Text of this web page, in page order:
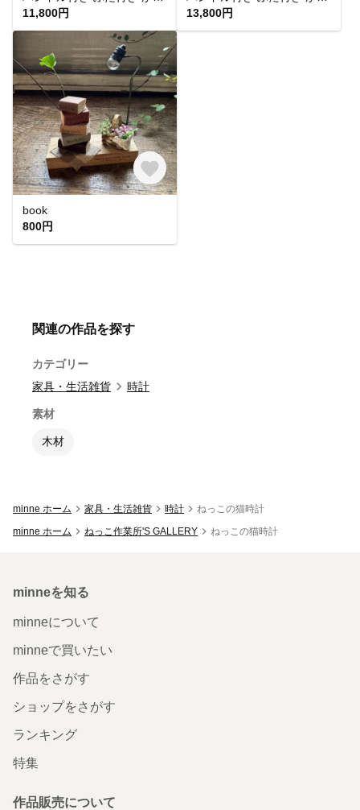
11,800円
13,800円
book
800円
関連の作品を探す
カテゴリー
家具・生活雑貨
時計
素材
木材
minne ホーム 家具・生活雑貨 時計
ねっこの猫時計
minne ホーム
ねっこ作業所'S GALLERY ねっこの猫時計
minneを知る
minneについて
minneで買いたい
作品をさがす
ショップをさがす
ランキング
特集
作品販売について